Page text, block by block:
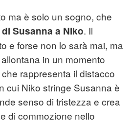
ma è solo un sogno, che
Susanna a Niko. Il
e forse non lo sarà mai, ma
in un momento
rappresenta il distacco
cui Niko stringe Susanna è
senso di tristezza e crea
di commozione nello